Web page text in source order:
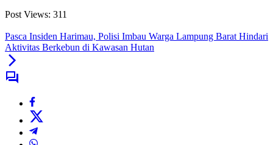
Post Views: 311
Pasca Insiden Harimau, Polisi Imbau Warga Lampung Barat Hindari
Aktivitas Berkebun di Kawasan Hutan